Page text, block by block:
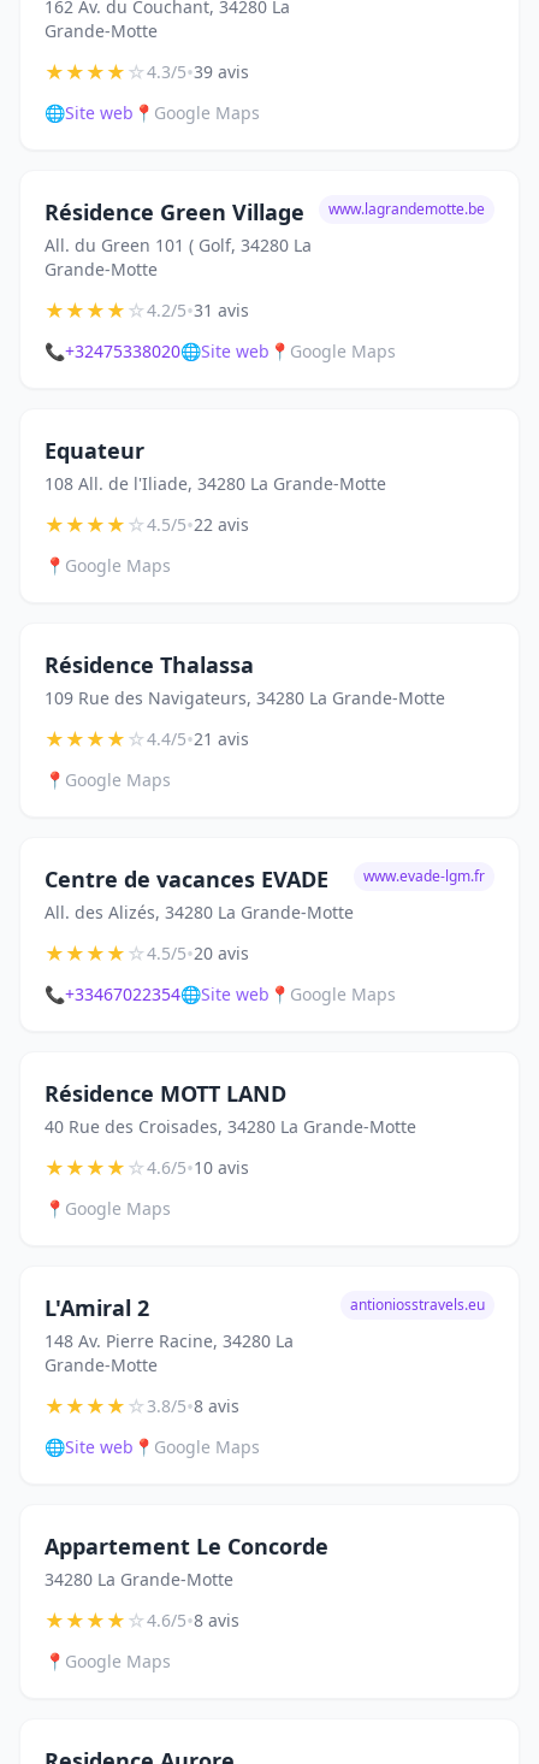
162 Av. du Couchant, 34280 La
Grande-Motte
★★★★☆4.3/5•39 avis
🌐Site web 📍 Google Maps
Résidence Green Village
All. du Green 101 ( Golf, 34280 La
Grande-Motte
www.lagrandemotte.be
★★★★☆4.2/5•31 avis
📞+32475338020🌐Site web 📍 Google Maps
Equateur
108 All. de l'Iliade, 34280 La Grande-Motte
★★★★☆4.5/5•22 avis
📍 Google Maps
Résidence Thalassa
109 Rue des Navigateurs, 34280 La Grande-Motte
★★★★☆4.4/5•21 avis
📍 Google Maps
Centre de vacances EVADE
All. des Alizés, 34280 La Grande-Motte
www.evade-lgm.fr
★★★★☆4.5/5•20 avis
📞+33467022354🌐Site web 📍 Google Maps
Résidence MOTT LAND
40 Rue des Croisades, 34280 La Grande-Motte
★★★★☆4.6/5•10 avis
📍 Google Maps
L'Amiral 2
148 Av. Pierre Racine, 34280 La
Grande-Motte
antioniosstravels.eu
★★★★☆3.8/5•8 avis
🌐Site web 📍 Google Maps
Appartement Le Concorde
34280 La Grande-Motte
★★★★☆4.6/5•8 avis
📍 Google Maps